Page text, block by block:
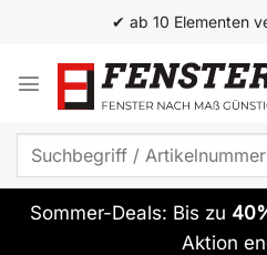
springen
✔ ab 10 Elementen
Suchen
Sommer-Deals: Bis zu
Aktion